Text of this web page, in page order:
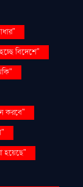
বিদেশে"
করবে"
হয়েছে"